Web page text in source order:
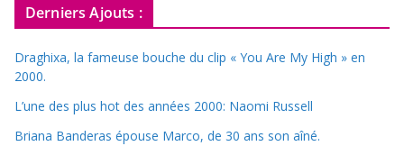
Derniers Ajouts :
Draghixa, la fameuse bouche du clip « You Are My High » en
2000.
L’une des plus hot des années 2000: Naomi Russell
Briana Banderas épouse Marco, de 30 ans son aîné.